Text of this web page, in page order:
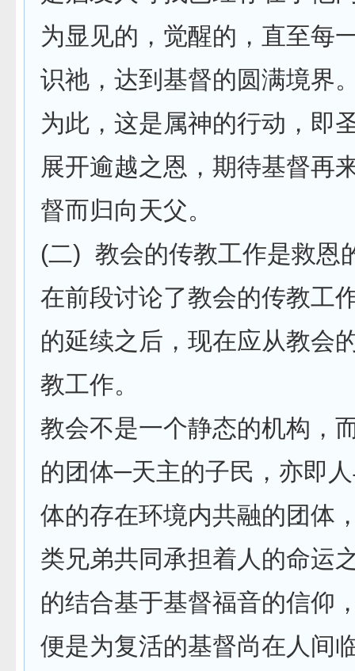
为显见的，觉醒的，直至每
识祂，达到基督的圆满境界
为此，这是属神的行动，即
展开逾越之恩，期待基督再
督而归向天父。
(二) 教会的传教工作是救恩
在前段讨论了教会的传教工
的延续之后，现在应从教会
教工作。
教会不是一个静态的机构，
的团体─天主的子民，亦即
体的存在环境内共融的团体
类兄弟共同承担着人的命运
的结合基于基督福音的信仰
便是为复活的基督尚在人间